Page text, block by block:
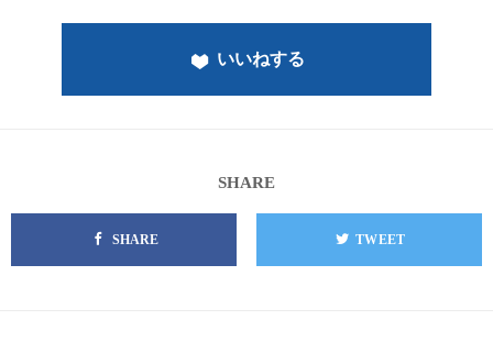
いいねする
SHARE
SHARE TWEET